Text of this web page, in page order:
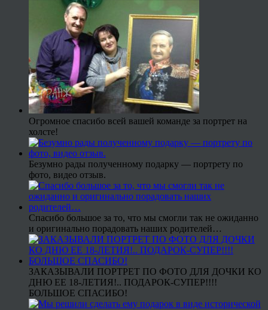
Огромное спасибо всей вашей команде за портрет на
холсте!
Безумно рады полученному подарку — портрету по
фото, видео отзыв.
Спасибо большое за то, что мы смогли так не ожиданно
и оригинально порадовать наших родителей…
ЗАКАЗЫВАЛИ ПОРТРЕТ ПО ФОТО ДЛЯ ДОЧКИ КО
ДНЮ ЕЕ 18-ЛЕТИЯ!.. ПОДАРОК-СУПЕР!!!!
БОЛЬШОЕ СПАСИБО!